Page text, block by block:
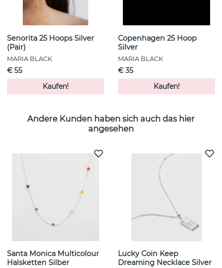
Senorita 25 Hoops Silver
(Pair)
MARIA BLACK
€ 55
Kaufen!
Copenhagen 25 Hoop
Silver
MARIA BLACK
€ 35
Kaufen!
Andere Kunden haben sich auch das hier
angesehen
Santa Monica Multicolour
Halsketten Silber
Lucky Coin Keep
Dreaming Necklace Silver